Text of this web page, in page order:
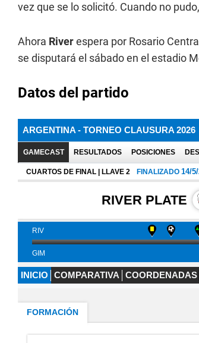
vez que se lo solicitó. Cuando no
Ahora Riverespera por Rosario
se disputará el sábado en el estadio
Datos del partido